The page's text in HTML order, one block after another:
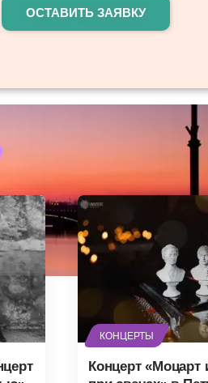
ОСТАВИТЬ ЗАЯВКУ
КОНЦЕРТЫ
Концерт